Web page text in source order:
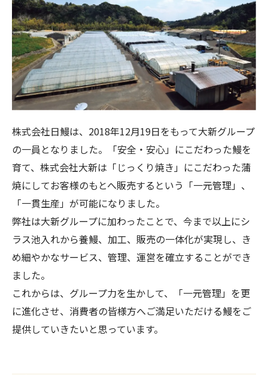
株式会社日鰻は、2018年12月19日をもって大新グループ
の一員となりました。「安全・安心」にこだわった鰻を
育て、株式会社大新は「じっくり焼き」にこだわった蒲
焼にしてお客様のもとへ販売するという「一元管理」、
「一貫生産」が可能になりました。
弊社は大新グループに加わったことで、今まで以上にシ
ラス池入れから養鰻、加工、販売の一体化が実現し、き
め細やかなサービス、管理、運営を確立することができ
ました。
これからは、グループ力を生かして、「一元管理」を更
に進化させ、消費者の皆様方へご満足いただける鰻をご
提供していきたいと思っています。